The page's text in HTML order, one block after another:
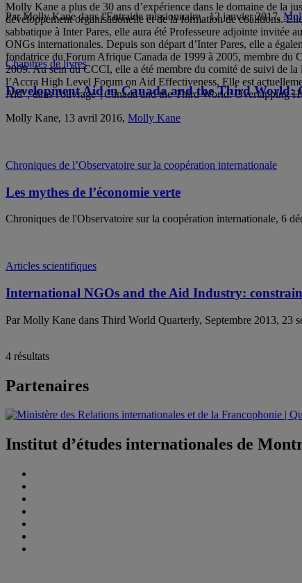
Molly Kane a plus de 30 ans d’expérience dans le domaine de la
développement organisationelle et de la formation de coalitions.
sabbatique à Inter Pares, elle aura été Professeure adjointe invitée
ONGs internationales. Depuis son départ d’Inter Pares, elle a
fondatrice du Forum Afrique Canada de 1999 à 2005, membre du
2009. Au sein du CCCI, elle a été membre du comité de suivi de
l’Accra High Level Forum on Aid Effectiveness. Elle est
Aid”, dans l'ouvrage {Canada and the Third World: Overlapping
Par Molly Kane dans l'Entraide missionnaire , 12 janvier 2017,
Chapitres de livres
Development Aid in Canada and the Third World:
Molly Kane, 13 avril 2016, Molly Kane
Chroniques de l’Observatoire sur la coopération internationale
Les mythes de l’économie verte
Chroniques de l'Observatoire sur la coopération internationale, 6
Articles scientifiques
International NGOs and the Aid Industry:
Par Molly Kane dans Third World Quarterly, Septembre 2013, 23
4 résultats
Partenaires
Institut d’études internationales de